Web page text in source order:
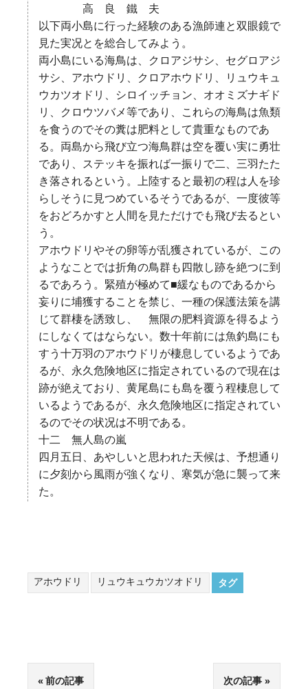
高 良 鐵 夫
以下両小島に行った経験のある漁師連と双眼鏡で
見た実况とを総合してみよう。
両小島にいる海鳥は、クロアジサシ、セグロアジ
サシ、アホウドリ、クロアホウドリ、リュウキュ
ウカツオドリ、シロイッチョン、オオミズナギド
リ、クロウツバメ等であり、これらの海鳥は魚類
を食うのでその糞は肥料として貴重なものであ
る。両島から飛び立つ海鳥群は空を覆い実に勇壮
であり、ステッキを振れば一振りで二、三羽たた
き落されるという。上陸すると最初の程は人を珍
らしそうに見つめているそうであるが、一度彼等
をおどろかすと人間を見ただけでも飛び去るとい
う。
アホウドリやその卵等が乱獲されているが、この
ようなことでは折角の鳥群も四散し跡を絶つに到
るであろう。緊殖が極めて■緩なものであるから
妄りに埔獲することを禁じ、一種の保護法策を講
じて群棲を誘致し、 無限の肥料資源を得るよう
にしなくてはならない。数十年前には魚釣島にも
すう十万羽のアホウドリが棲息しているようであ
るが、永久危険地区に指定されているので現在は
跡が絶えており、黄尾島にも島を覆う程棲息して
いるようであるが、永久危険地区に指定されてい
るのでその状况は不明である。
十二 無人島の嵐
四月五日、あやしいと思われた天候は、予想通り
に夕刻から風雨が強くなり、寒気が急に襲って来
た。
タグ
アホウドリ リュウキュウカツオドリ
前の記事 次の記事